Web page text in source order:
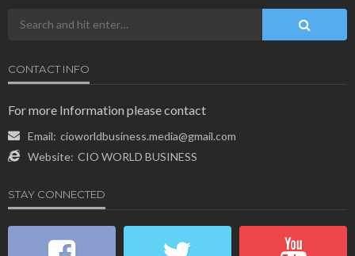
CONTACT INFO
For more Information please contact
Email: cioworldbusiness.media@gmail.com
Website: CIO WORLD BUSINESS
STAY CONNECTED